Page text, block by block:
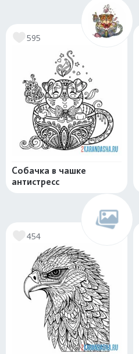
595
Собачка в чашке
антистресс
454